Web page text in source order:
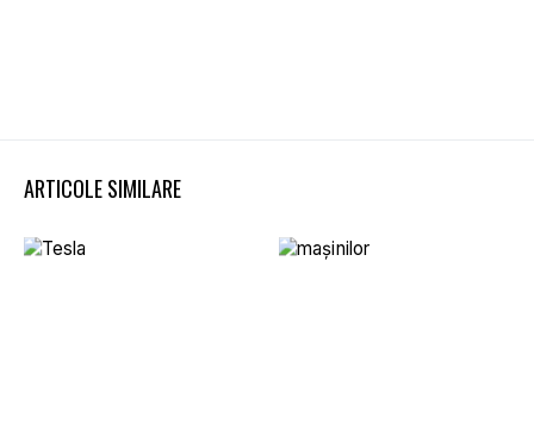
ARTICOLE SIMILARE